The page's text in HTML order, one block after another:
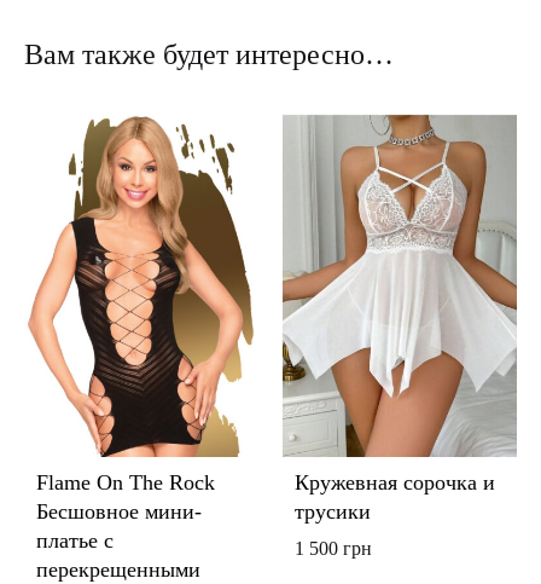
Вам также будет интересно…
Flame On The Rock
Бесшовное мини-
платье с
перекрещенными
Кружевная сорочка и
трусики
1 500 грн